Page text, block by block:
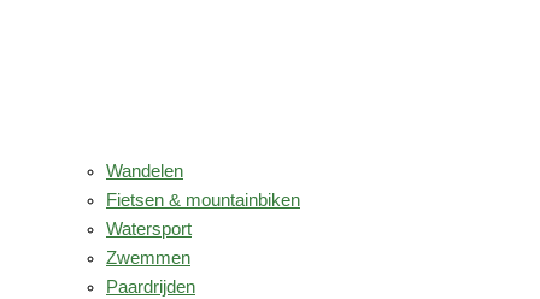
Wandelen
Fietsen & mountainbiken
Watersport
Zwemmen
Paardrijden